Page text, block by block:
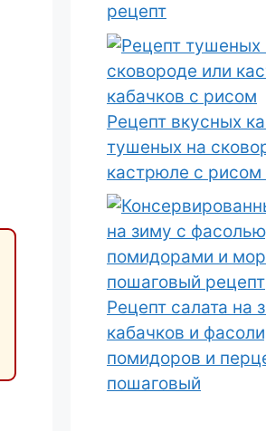
рецепт
Рецепт вкусных
тушеных на
кастрюле с
Рецепт салата на
кабачков и
помидоров и
пошаговый